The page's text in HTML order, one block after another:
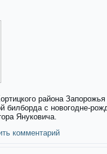
района
билборда с новогодне-
Януковича.
комментарий